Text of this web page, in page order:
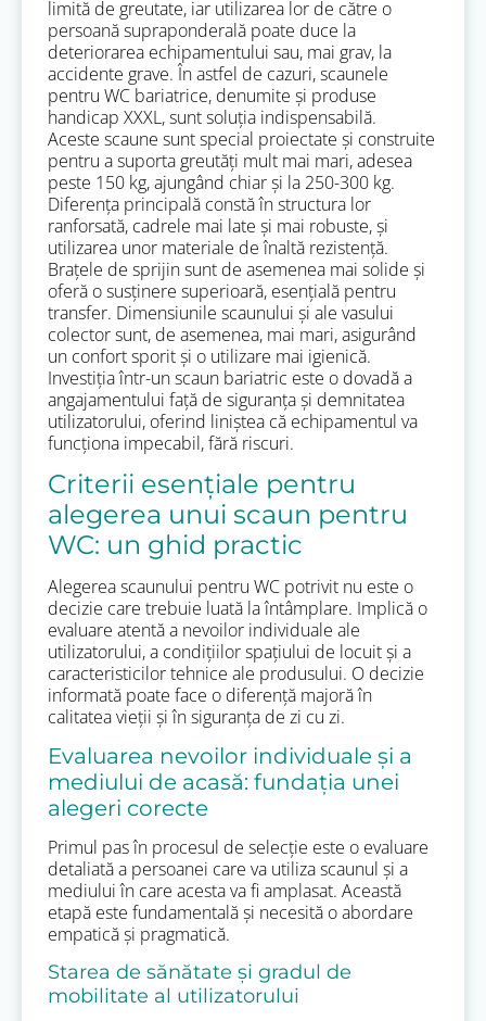
limită de greutate, iar utilizarea lor de către o
persoană supraponderală poate duce la
deteriorarea echipamentului sau, mai grav, la
accidente grave. În astfel de cazuri, scaunele
pentru WC bariatrice, denumite și produse
handicap XXXL, sunt soluția indispensabilă.
Aceste scaune sunt special proiectate și construite
pentru a suporta greutăți mult mai mari, adesea
peste 150 kg, ajungând chiar și la 250-300 kg.
Diferența principală constă în structura lor
ranforsată, cadrele mai late și mai robuste, și
utilizarea unor materiale de înaltă rezistență.
Brațele de sprijin sunt de asemenea mai solide și
oferă o susținere superioară, esențială pentru
transfer. Dimensiunile scaunului și ale vasului
colector sunt, de asemenea, mai mari, asigurând
un confort sporit și o utilizare mai igienică.
Investiția într-un scaun bariatric este o dovadă a
angajamentului față de siguranța și demnitatea
utilizatorului, oferind liniștea că echipamentul va
funcționa impecabil, fără riscuri.
Criterii esențiale pentru
alegerea unui scaun pentru
WC: un ghid practic
Alegerea scaunului pentru WC potrivit nu este o
decizie care trebuie luată la întâmplare. Implică o
evaluare atentă a nevoilor individuale ale
utilizatorului, a condițiilor spațiului de locuit și a
caracteristicilor tehnice ale produsului. O decizie
informată poate face o diferență majoră în
calitatea vieții și în siguranța de zi cu zi.
Evaluarea nevoilor individuale și a
mediului de acasă: fundația unei
alegeri corecte
Primul pas în procesul de selecție este o evaluare
detaliată a persoanei care va utiliza scaunul și a
mediului în care acesta va fi amplasat. Această
etapă este fundamentală și necesită o abordare
empatică și pragmatică.
Starea de sănătate și gradul de
mobilitate al utilizatorului